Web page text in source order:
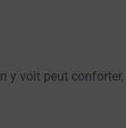
y voit peut